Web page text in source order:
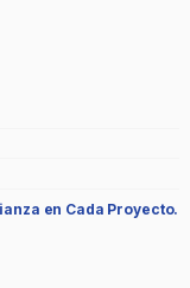
en Cada Proyecto.